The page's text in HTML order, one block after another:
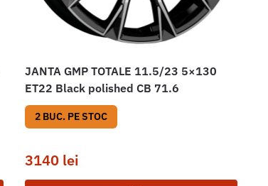
JANTA GMP TOTALE 11.5/23 5×130
ET22 Black polished CB 71.6
2 BUC. PE STOC
3140 lei